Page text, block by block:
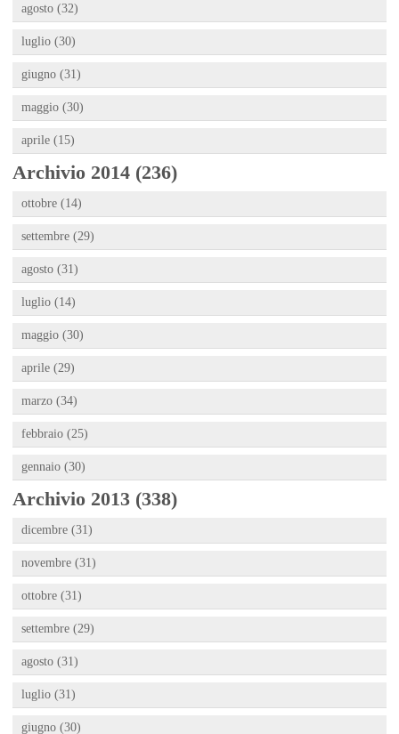
agosto (32)
luglio (30)
giugno (31)
maggio (30)
aprile (15)
Archivio 2014 (236)
ottobre (14)
settembre (29)
agosto (31)
luglio (14)
maggio (30)
aprile (29)
marzo (34)
febbraio (25)
gennaio (30)
Archivio 2013 (338)
dicembre (31)
novembre (31)
ottobre (31)
settembre (29)
agosto (31)
luglio (31)
giugno (30)